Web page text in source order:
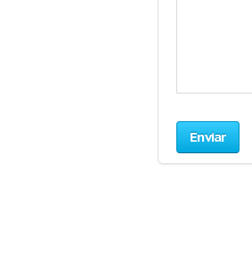
Enviar